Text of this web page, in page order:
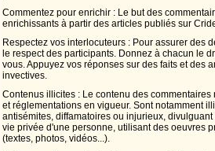
Commentez pour enrichir : Le but des
enrichissants à partir des articles publiés sur
Respectez vos interlocuteurs : Pour assurer des
le respect des participants. Donnez à chacun le
vous. Appuyez vos réponses sur des faits et des
invectives.
Contenus illicites : Le contenu des
et réglementations en vigueur. Sont notamment
antisémites, diffamatoires ou injurieux,
vie privée d'une personne, utilisant des oeuvres
(textes, photos, vidéos...).